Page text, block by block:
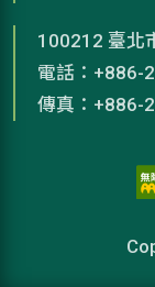
100212 臺北
電話：+886-
傳真：+886-